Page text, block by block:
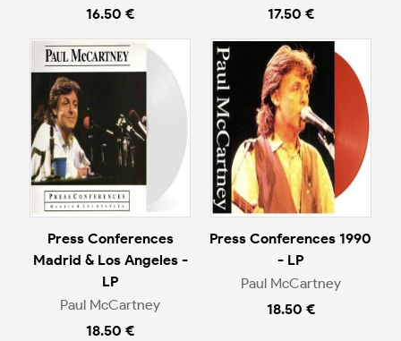
16.50 €
17.50 €
Press Conferences
Madrid & Los Angeles -
LP
Paul McCartney
18.50 €
Press Conferences 1990
- LP
Paul McCartney
18.50 €